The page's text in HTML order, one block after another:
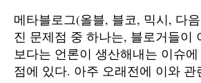
메타블로그(올블, 블코, 믹시, 다
진 문제점 중 하나는, 블로거들이
보다는 언론이 생산해내는 이슈
점에 있다. 아주 오래전에 이와